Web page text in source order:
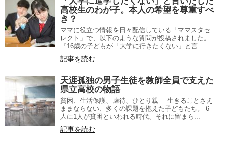
高校生のわが子。本人の希望を尊重すべ
き？
ママに役立つ情報を日々配信している「ママスタセ
レクト」で、以下のような質問が投稿されました。
『16歳の子どもが「大学に行きたくない」と言...
記事を読む
天涯孤独の男子生徒を教師全員で支えた
県立高校の物語
貧困、生活保護、虐待、ひとり親──生きることさえ
ままならない、多くの課題を抱えた子どもたち。 6
人に1人が貧困といわれる時代、それに留まら...
記事を読む